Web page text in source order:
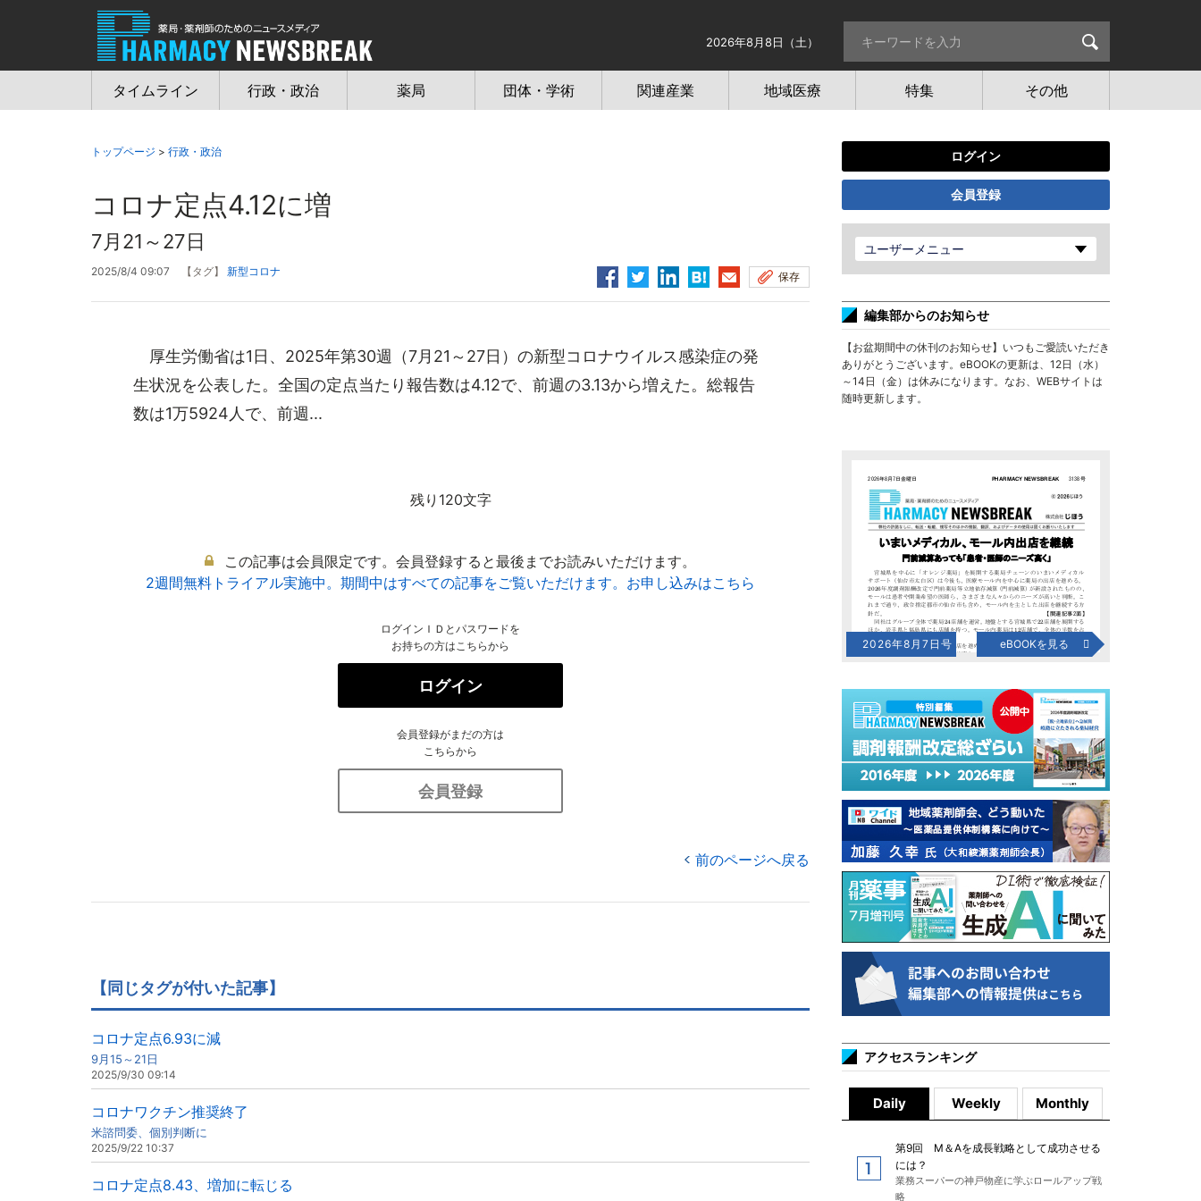
2026年8月8日（土）
タイムライン 行政・政治 薬局 団体・学術 関連産業 地域医療 特集 その他
トップページ > 行政・政治
コロナ定点4.12に増
7月21～27日
2025/8/4 09:07 【タグ】 新型コロナ 保存
厚生労働省は1日、2025年第30週（7月21～27日）の新型コロナウイルス感染症の発
生状況を公表した。全国の定点当たり報告数は4.12で、前週の3.13から増えた。総報告
数は1万5924人で、前週...
残り120文字
この記事は会員限定です。会員登録すると最後までお読みいただけます。
2週間無料トライアル実施中。期間中はすべての記事をご覧いただけます。お申し込みはこちら
ログインＩＤとパスワードを
お持ちの方はこちらから
ログイン
会員登録がまだの方は
こちらから
会員登録
前のページへ戻る
【同じタグが付いた記事】
コロナ定点6.93に減
9月15～21日
2025/9/30 09:14
コロナワクチン推奨終了
米諮問委、個別判断に
2025/9/22 10:37
コロナ定点8.43、増加に転じる
ログイン
会員登録
ユーザーメニュー
編集部からのお知らせ
【お盆期間中の休刊のお知らせ】いつもご愛読いただき
ありがとうございます。eBOOKの更新は、12日（水）
～14日（金）は休みになります。なお、WEBサイトは
随時更新します。
2026年8月7日号 eBOOKを見る
アクセスランキング
Daily Weekly Monthly
第9回 M＆Aを成長戦略として成功させる
には？
業務スーパーの神戸物産に学ぶロールアップ戦
略